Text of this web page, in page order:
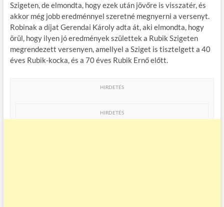
Szigeten, de elmondta, hogy ezek után jövőre is visszatér, és
akkor még jobb eredménnyel szeretné megnyerni a versenyt.
Robinak a díjat Gerendai Károly adta át, aki elmondta, hogy
örül, hogy ilyen jó eredmények születtek a Rubik Szigeten
megrendezett versenyen, amellyel a Sziget is tisztelgett a 40
éves Rubik-kocka, és a 70 éves Rubik Ernő előtt.
HIRDETÉS
HIRDETÉS